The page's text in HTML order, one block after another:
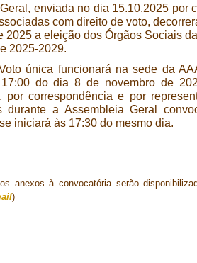
enviada no dia 15.10.2025 por
com direito de voto,
2025 a eleição dos Órgãos Sociais
2025-2029.
única funcionará na sede da
do dia 8 de novembro de
por correspondência e por
durante a Assembleia Geral
iniciará às 17:30 do mesmo dia.
anexos à convocatória serão
)